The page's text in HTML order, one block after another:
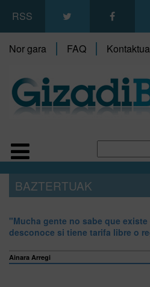
RSS
Nor gara FAQ Kontaktua
BAZTERTUAK
"Mucha gente no sabe que
desconoce si tiene tarifa libre o
Ainara Arregi